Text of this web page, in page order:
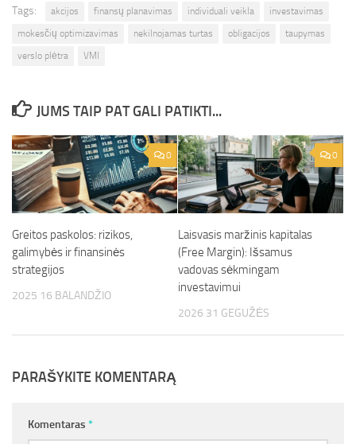
Tags: akcijos finansų planavimas individuali veikla
investavimas
mokesčių optimizavimas
nekilnojamas turtas obligacijos
taupymas
verslo plėtra
VMI
JUMS TAIP PAT GALI PATIKTI...
0
Greitos paskolos: rizikos,
galimybės ir finansinės
strategijos
2025 16 BALANDŽIO
0
Laisvasis maržinis kapitalas
(Free Margin): Išsamus
vadovas sėkmingam
investavimui
2026 31 GEGUŽĖS
PARAŠYKITE KOMENTARĄ
Komentaras *